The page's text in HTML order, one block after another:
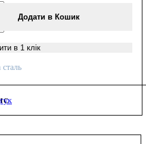
Додати в Кошик
в 1 клік